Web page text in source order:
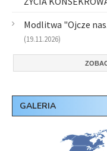
Modlitwa "Ojcze
(19.11.2026)
GALERIA